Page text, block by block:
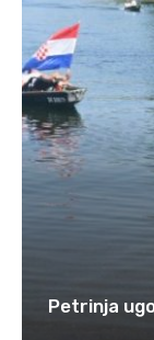
Petrinja